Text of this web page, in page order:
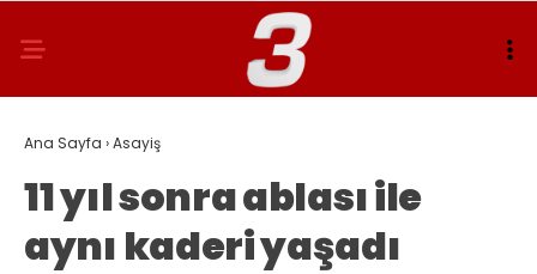
Ana Sayfa ›Asayiş
11 yıl sonra ablası ile
aynı kaderi yaşadı